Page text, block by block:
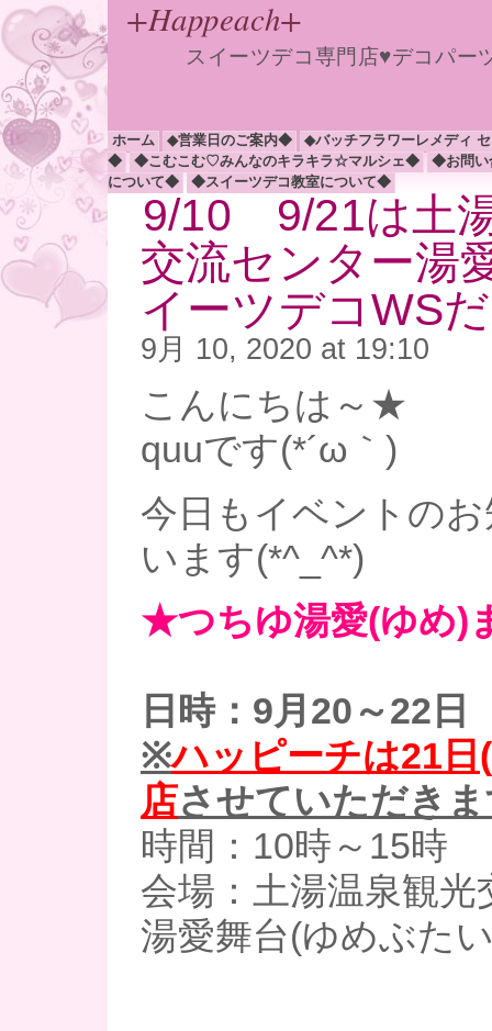
+Happeach+
スイーツデコ専門店♥デコパ
ホーム ◆営業日のご案内◆
◆バッチフラワーレメディ
◆
◆こむこむ♡みんなのキラキラ☆マルシェ◆
◆お問
について◆
◆スイーツデコ教室について◆
9/10 9/21は土
交流センター湯
イーツデコWS
9月 10, 2020 at 19:10
こんにちは～★
quuです(*´ω｀)
今日もイベントの
います(*^_^*)
★つちゆ湯愛(ゆめ)
日時：9月20～22日
※ハッピーチは21日
店させていただき
時間：10時～15時
会場：土湯温泉観光
湯愛舞台(ゆめぶた